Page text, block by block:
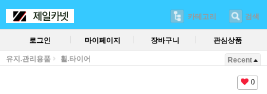
카테고리 검색
로그인 마이페이지 장바구니 관심상품
유지.관리용품 휠.타이어 Recent
0